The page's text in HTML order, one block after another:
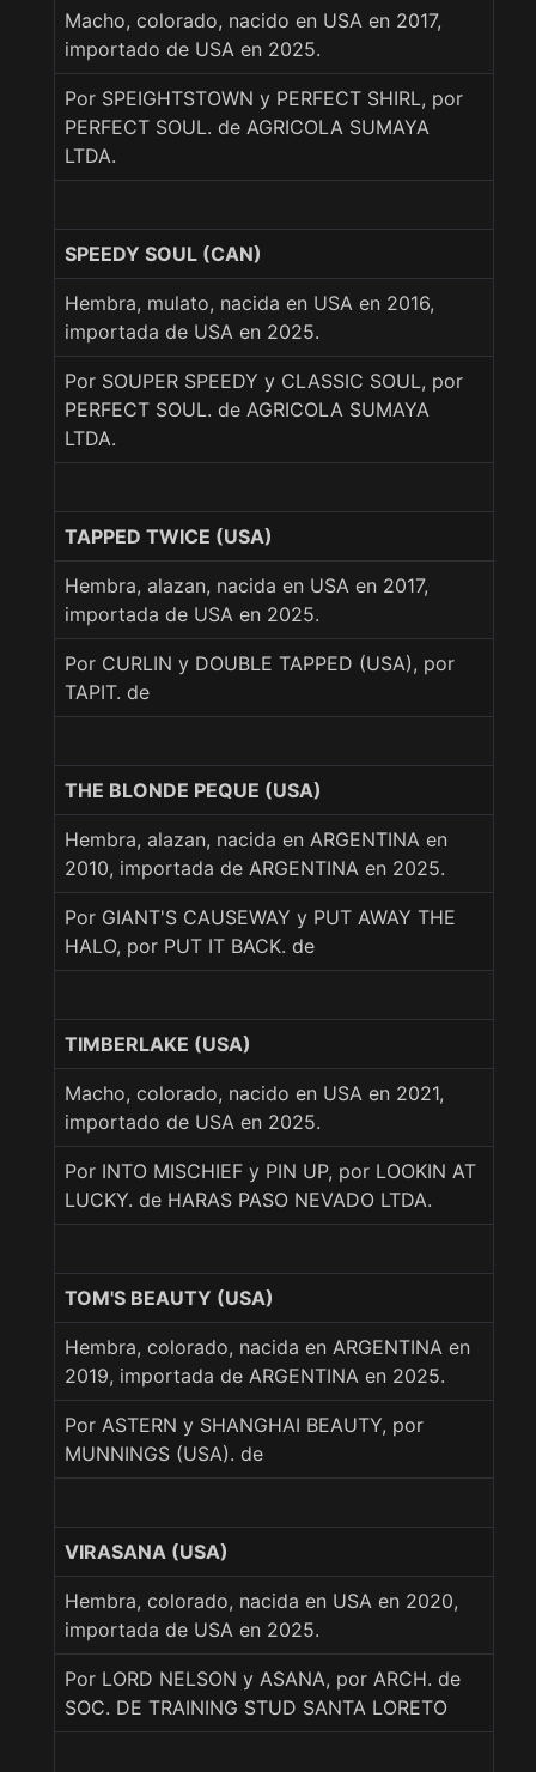
Macho, colorado, nacido en USA en 2017,
importado de USA en 2025.
Por SPEIGHTSTOWN y PERFECT SHIRL, por
PERFECT SOUL. de AGRICOLA SUMAYA
LTDA.
SPEEDY SOUL (CAN)
Hembra, mulato, nacida en USA en 2016,
importada de USA en 2025.
Por SOUPER SPEEDY y CLASSIC SOUL, por
PERFECT SOUL. de AGRICOLA SUMAYA
LTDA.
TAPPED TWICE (USA)
Hembra, alazan, nacida en USA en 2017,
importada de USA en 2025.
Por CURLIN y DOUBLE TAPPED (USA), por
TAPIT. de
THE BLONDE PEQUE (USA)
Hembra, alazan, nacida en ARGENTINA en
2010, importada de ARGENTINA en 2025.
Por GIANT'S CAUSEWAY y PUT AWAY THE
HALO, por PUT IT BACK. de
TIMBERLAKE (USA)
Macho, colorado, nacido en USA en 2021,
importado de USA en 2025.
Por INTO MISCHIEF y PIN UP, por LOOKIN AT
LUCKY. de HARAS PASO NEVADO LTDA.
TOM'S BEAUTY (USA)
Hembra, colorado, nacida en ARGENTINA en
2019, importada de ARGENTINA en 2025.
Por ASTERN y SHANGHAI BEAUTY, por
MUNNINGS (USA). de
VIRASANA (USA)
Hembra, colorado, nacida en USA en 2020,
importada de USA en 2025.
Por LORD NELSON y ASANA, por ARCH. de
SOC. DE TRAINING STUD SANTA LORETO